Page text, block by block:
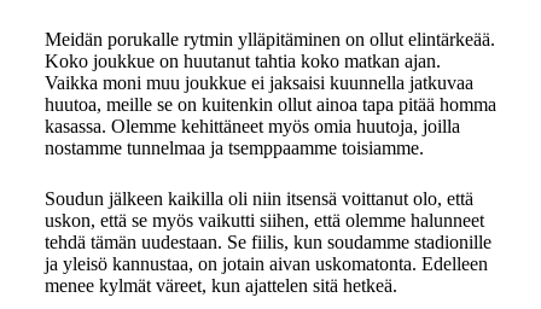
Meidän porukalle rytmin ylläpitäminen on ollut elintärkeää.
Koko joukkue on huutanut tahtia koko matkan ajan.
Vaikka moni muu joukkue ei jaksaisi kuunnella jatkuvaa
huutoa, meille se on kuitenkin ollut ainoa tapa pitää homma
kasassa. Olemme kehittäneet myös omia huutoja, joilla
nostamme tunnelmaa ja tsemppaamme toisiamme.
Soudun jälkeen kaikilla oli niin itsensä voittanut olo, että
uskon, että se myös vaikutti siihen, että olemme halunneet
tehdä tämän uudestaan. Se fiilis, kun soudamme stadionille
ja yleisö kannustaa, on jotain aivan uskomatonta. Edelleen
menee kylmät väreet, kun ajattelen sitä hetkeä.